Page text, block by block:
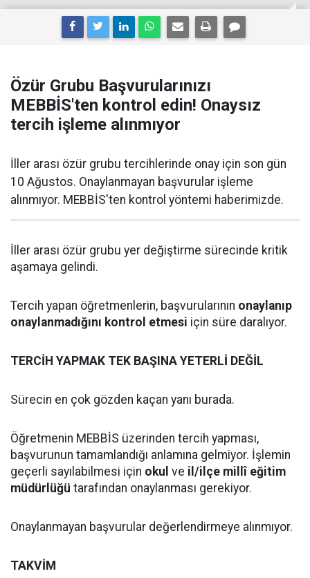
Özür Grubu Başvurularınızı
MEBBİS'ten kontrol edin! Onaysız
tercih işleme alınmıyor
İller arası özür grubu tercihlerinde onay için son gün
10 Ağustos. Onaylanmayan başvurular işleme
alınmıyor. MEBBİS'ten kontrol yöntemi haberimizde.
İller arası özür grubu yer değiştirme sürecinde kritik
aşamaya gelindi.
Tercih yapan öğretmenlerin, başvurularının onaylanıp
onaylanmadığını kontrol etmesi için süre daralıyor.
TERCİH YAPMAK TEK BAŞINA YETERLİ DEĞİL
Sürecin en çok gözden kaçan yanı burada.
Öğretmenin MEBBİS üzerinden tercih yapması,
başvurunun tamamlandığı anlamına gelmiyor. İşlemin
geçerli sayılabilmesi için okul ve il/ilçe millî eğitim
müdürlüğü tarafından onaylanması gerekiyor.
Onaylanmayan başvurular değerlendirmeye alınmıyor.
TAKVİM